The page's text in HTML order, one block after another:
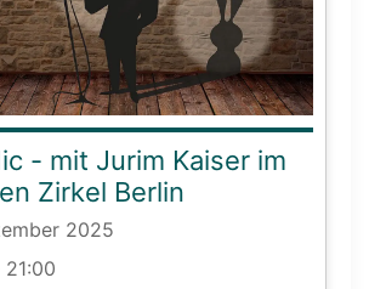
- mit Jurim Kaiser im
Zirkel Berlin
2025